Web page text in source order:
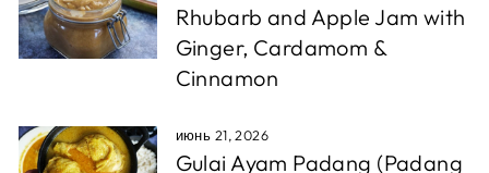
Rhubarb and Apple Jam with
Ginger, Cardamom &
Cinnamon
июнь 21, 2026
Gulai Ayam Padang (Padang